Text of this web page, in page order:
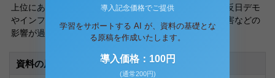
上位にある。アジア中心のプランが主流になる一方で、反日デモ
やインフルエンザ、テロや津波など政治的問題や自然災害などの
影響が過敏になっている。
資料の原本内容
導入記念価格でご提供
学習をサポートする AI が、資料の基礎とな
る原稿を作成いたします。
導入価格：100円
(通常200円)